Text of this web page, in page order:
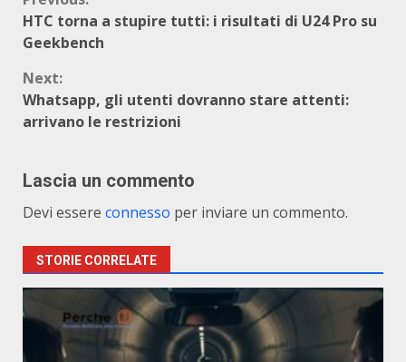
Reading
HTC torna a stupire tutti: i risultati di U24 Pro su
Geekbench
Next:
Whatsapp, gli utenti dovranno stare attenti:
arrivano le restrizioni
Lascia un commento
Devi essere connesso per inviare un commento.
STORIE CORRELATE